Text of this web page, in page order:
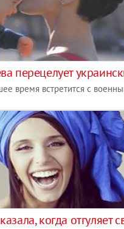
перецелует
время встретится с
когда отгуляет